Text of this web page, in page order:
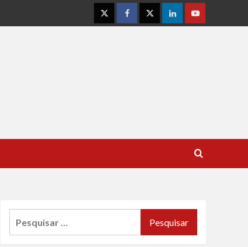
InstagramFacebookTwitterLinkedinYoutube